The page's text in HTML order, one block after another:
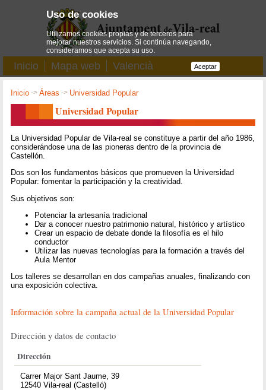
Inicio Mapa web Valencià
Inicio ->Áreas -> Universidad Popular
Universidad Popular
La Universidad Popular de Vila-real se constituye a partir del año 1986,
considerándose una de las pioneras dentro de la provincia de
Castellón.
Dos son los fundamentos básicos que promueven la Universidad
Popular: fomentar la participación y la creatividad.
Sus objetivos son:
Potenciar la artesanía tradicional
Dar a conocer nuestro patrimonio natural, histórico y artístico
Crear un espacio de debate donde la filosofía es el hilo
conductor
Utilizar las nuevas tecnologías para la formación a través del
Aula Mentor
Los talleres se desarrollan en dos campañas anuales, finalizando con
una exposición colectiva.
Información sobre la campaña actual de la Universidad Popular
Dirección y datos de contacto
Dirección
Carrer Major Sant Jaume, 39
12540 Vila-real (Castelló)
Uso de cookies
Utilizamos cookies propias y de terceros para
mejorar nuestros servicios. Si continúa navegando,
consideramos que acepta su uso.
Aceptar